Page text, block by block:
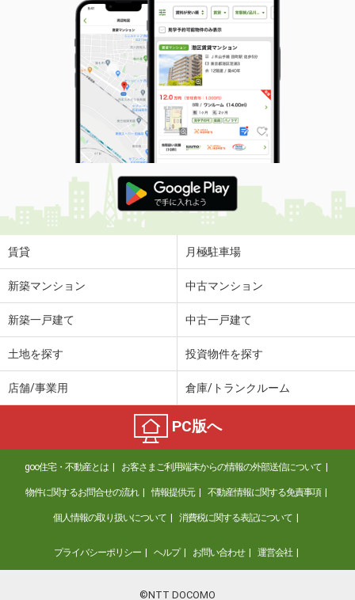
賃貸 月極駐車場
新築マンション 中古マンション
新築一戸建て 中古一戸建て
土地を探す 投資物件を探す
店舗/事業用 倉庫/トランクルーム
PC版へ
goo住宅・不動産とは お客さまご利用端末からの情報の外部送信について
物件に関するお問合せの流れ 情報提供元 不動産情報に関する免責事項
個人情報の取り扱いについて 消費税に関する表記について
プライバシーポリシー ヘルプ お問い合わせ 運営会社
©NTT DOCOMO